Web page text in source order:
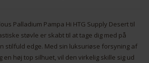
Palladium Pampa Hi HTG Supply Desert til
støvle er skabt til at tage dig med på
stilfuld edge. Med sin luksuriøse forsyning af
høj top silhuet, vil den virkelig skille sig ud